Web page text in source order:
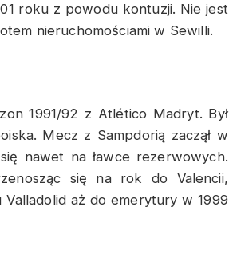
roku z powodu kontuzji. Nie jest
nieruchomościami w Sewilli.
1991/92 z Atlético Madryt. Był
Mecz z Sampdorią zaczął w
nawet na ławce rezerwowych.
się na rok do Valencii,
aż do emerytury w 1999